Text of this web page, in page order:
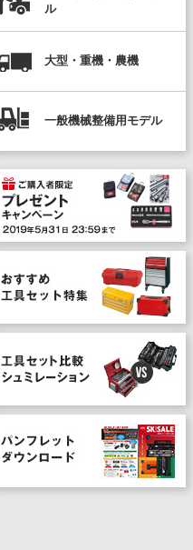
ル
大型・重機・農機
一般機械整備用モデル